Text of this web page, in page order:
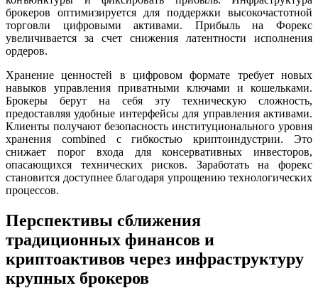
брокеров оптимизируется для поддержки высокочастотной
торговли цифровыми активами. Прибыль на Форекс
увеличивается за счет снижения латентности исполнения
ордеров.
Хранение ценностей в цифровом формате требует новых
навыков управления приватными ключами и кошельками.
Брокеры берут на себя эту техническую сложность,
предоставляя удобные интерфейсы для управления активами.
Клиенты получают безопасность институционального уровня
хранения combined с гибкостью криптоиндустрии. Это
снижает порог входа для консервативных инвесторов,
опасающихся технических рисков. Заработать на форекс
становится доступнее благодаря упрощению технологических
процессов.
Перспективы сближения
традиционных финансов и
криптоактивов через инфраструктуру
крупных брокеров